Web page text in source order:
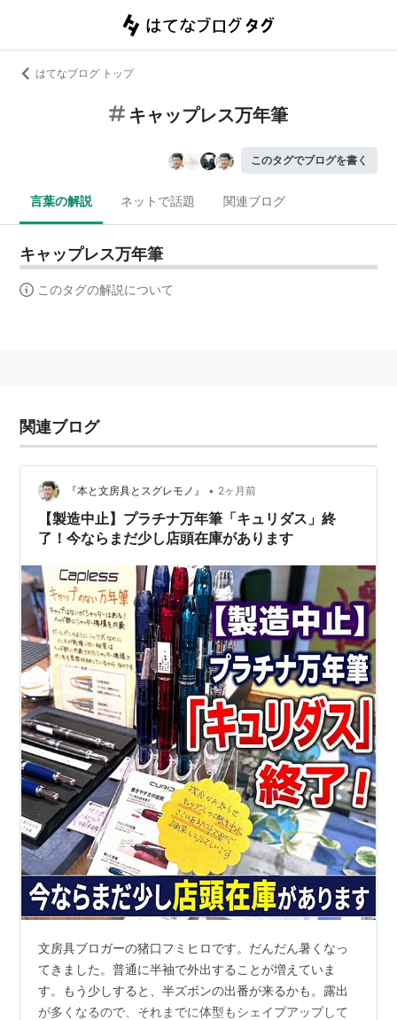
はてなブログ トップ
キャップレス万年筆
このタグでブログを書く
言葉の解説 ネットで話題 関連ブログ
キャップレス万年筆
このタグの解説について
関連ブログ
『本と文房具とスグレモノ』 • 2ヶ月前
【製造中止】プラチナ万年筆「キュリダス」終
了！今ならまだ少し店頭在庫があります
文房具ブロガーの猪口フミヒロです。だんだん暑くなっ
てきました。普通に半袖で外出することが増えていま
す。もう少しすると、半ズボンの出番が来るかも。露出
が多くなるので、それまでに体型もシェイプアップして